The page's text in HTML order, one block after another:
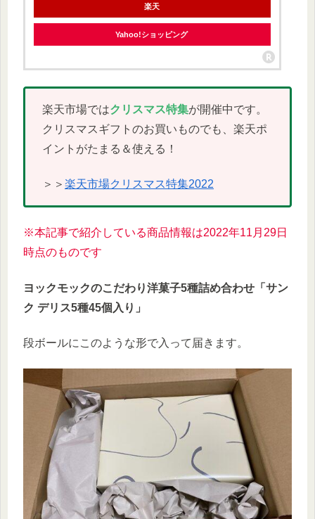
楽天
Yahoo!ショッピング
楽天市場ではクリスマス特集が開催中です。
クリスマスギフトのお買いものでも、楽天ポ
イントがたまる＆使える！
＞＞ 楽天市場クリスマス特集2022
※本記事で紹介している商品情報は2022年11月29日
時点のものです
ヨックモックのこだわり洋菓子5種詰め合わせ「サン
ク デリス5種45個入り」
段ボールにこのような形で入って届きます。